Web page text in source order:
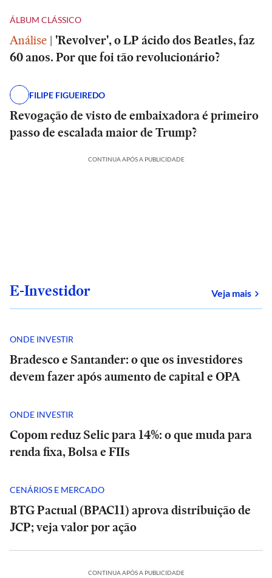
ÁLBUM CLÁSSICO
Análise | 'Revolver', o LP ácido dos Beatles, faz
60 anos. Por que foi tão revolucionário?
FILIPE FIGUEIREDO
Revogação de visto de embaixadora é primeiro
passo de escalada maior de Trump?
CONTINUA APÓS A PUBLICIDADE
E-Investidor Veja mais
ONDE INVESTIR
Bradesco e Santander: o que os investidores
devem fazer após aumento de capital e OPA
ONDE INVESTIR
Copom reduz Selic para 14%: o que muda para
renda fixa, Bolsa e FIIs
CENÁRIOS E MERCADO
BTG Pactual (BPAC11) aprova distribuição de
JCP; veja valor por ação
CONTINUA APÓS A PUBLICIDADE